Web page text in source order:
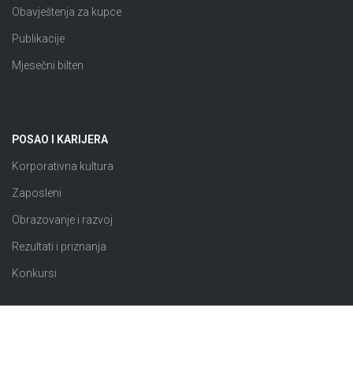
Obavještenja za kupce
Publikacije
Mjesečni bilten
POSAO I KARIJERA
Korporativna kultura
Zaposleni
Obrazovanje i razvoj
Rezultati i priznanja
Konkursi